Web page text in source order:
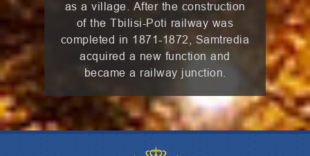
as a village. After the construction
of the Tbilisi-Poti railway was
completed in 1871-1872, Samtredia
acquired a new function and
became a railway junction.